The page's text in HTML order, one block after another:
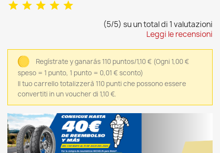
(5/5) su un total di 1 valutazioni
Leggi le recensioni
Regístrate y ganarás 110 puntos/1,10 € (Ogni 1,00 €
speso = 1 punto, 1 punto = 0,01 € sconto)
Il tuo carrello totalizzerà 110 punti che possono essere
convertiti in un voucher di 1,10 €.